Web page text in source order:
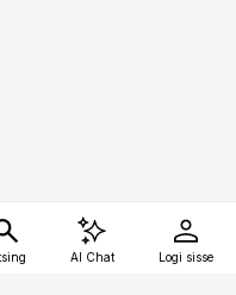
AI Chat Logi sisse